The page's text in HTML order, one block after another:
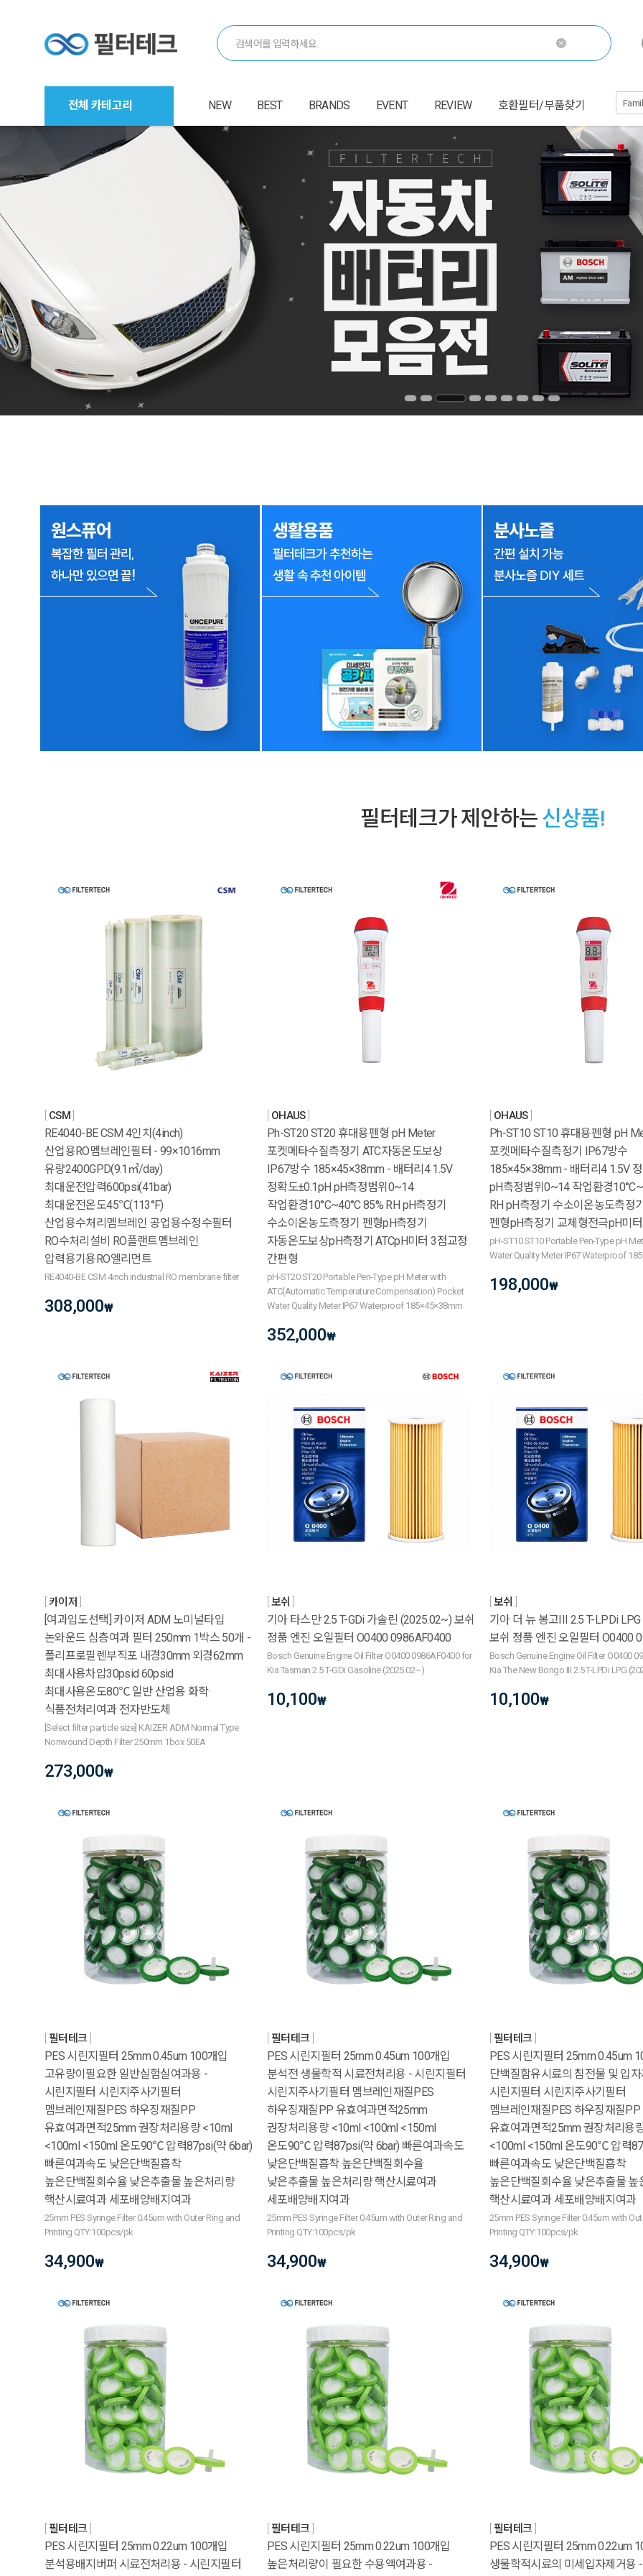
전체 카테고리 NEW BEST BRANDS EVENT REVIEW 호환필터/부품찾기
필터테크가 제안하는 신상품!
CSM
RE4040-BE CSM 4인치(4inch)
산업용RO멤브레인필터 - 99×1016mm
유량2400GPD(9.1㎥/day)
최대운전압력600psi(41bar)
최대운전온도45℃(113°F)
산업용수처리멤브레인 공업용수정수필터
RO수처리설비 RO플랜트멤브레인
압력용기용RO엘리먼트
RE4040-BE CSM 4inch industrial RO membrane filter
308,000₩
OHAUS
Ph-ST20 ST20 휴대용펜형 pH Meter
포켓메타수질측정기 ATC자동온도보상
IP67방수 185×45×38mm - 배터리4 1.5V
정확도±0.1pH pH측정범위0~14
작업환경10°C~40°C 85% RH pH측정기
수소이온농도측정기 펜형pH측정기
자동온도보상pH측정기 ATCpH미터 3점교정
간편형
pH-ST20 ST20 Portable Pen-Type pH Meter with
ATC(Automatic Temperature Compensation) Pocket
Water Quality Meter IP67 Waterproof 185×45×38mm
352,000₩
OHAUS
Ph-ST10 ST10 휴대용펜형 pH
포켓메타수질측정기 IP67방수
185×45×38mm - 배터리4 1.5V
pH측정범위0~14 작업환경
RH pH측정기 수소이온농도측정
펜형pH측정기 교체형전극pH미
pH-ST10 ST10 Portable Pen-Type pH
Water Quality Meter IP67 Waterproof
198,000₩
카이저
[여과입도선택] 카이저 ADM 노미널타입
논와운드 심층여과 필터 250mm 1박스 50개 -
폴리프로필렌부직포 내경30mm 외경62mm
최대사용차압30psid 60psid
최대사용온도80℃ 일반 산업용 화학·
식품전처리여과 전자반도체
[Select filter particle size] KAIZER ADM Normal Type
Nonwound Depth Filter 250mm 1box 50EA
273,000₩
보쉬
기아 타스만 2.5 T-GDi 가솔린 (2025.02~) 보쉬
정품 엔진 오일필터 O0400 0986AF0400
Bosch Genuine Engine Oil Filter O0400 0986AF0400 for
Kia Tasman 2.5 T-GDi Gasoline (2025.02~)
10,100₩
보쉬
기아 더 뉴 봉고III 2.5 T-LPDi
보쉬 정품 엔진 오일필터 O0400
Bosch Genuine Engine Oil Filter O0400
Kia The New Bongo III 2.5 T-LPDi LPG
10,100₩
필터테크
PES 시린지필터 25mm 0.45um 100개입
고유량이필요한 일반실험실여과용 -
시린지필터 시린지주사기필터
멤브레인재질PES 하우징재질PP
유효여과면적25mm 권장처리용량 <10ml
<100ml <150ml 온도90℃ 압력87psi(약 6bar)
빠른여과속도 낮은단백질흡착
높은단백질회수율 낮은추출물 높은처리량
핵산시료여과 세포배양배지여과
25mm PES Syringe Filter 0.45um with Outer Ring and
Printing QTY:100pcs/pk
34,900₩
필터테크
PES 시린지필터 25mm 0.45um 100개입
분석전 생물학적 시료전처리용 - 시린지필터
시린지주사기필터 멤브레인재질PES
하우징재질PP 유효여과면적25mm
권장처리용량 <10ml <100ml <150ml
온도90℃ 압력87psi(약 6bar) 빠른여과속도
낮은단백질흡착 높은단백질회수율
낮은추출물 높은처리량 핵산시료여과
세포배양배지여과
25mm PES Syringe Filter 0.45um with Outer Ring and
Printing QTY:100pcs/pk
34,900₩
필터테크
PES 시린지필터 25mm 0.45um
단백질함유시료의 침전물 및 입
시린지필터 시린지주사기필터
멤브레인재질PES 하우징재질PP
유효여과면적25mm 권장처리용
<100ml <150ml 온도90℃ 압력
빠른여과속도 낮은단백질흡착
높은단백질회수율 낮은추출물 높
핵산시료여과 세포배양배지여과
25mm PES Syringe Filter 0.45um with
Printing QTY:100pcs/pk
34,900₩
필터테크
PES 시린지필터 25mm 0.22um 100개입
분석용배지버퍼 시료전처리용 - 시린지필터
필터테크
PES 시린지필터 25mm 0.22um 100개입
높은처리량이 필요한 수용액여과용 -
필터테크
PES 시린지필터 25mm 0.22um
생물학적시료의 미세입자제거용